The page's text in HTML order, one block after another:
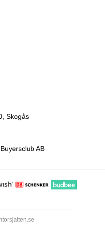
Skogås
AB